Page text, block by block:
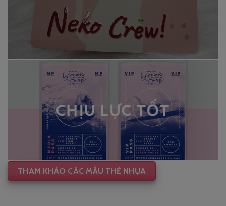
CHỊU LỰC TỐT
THAM KHẢO CÁC MẪU THẺ NHỰA